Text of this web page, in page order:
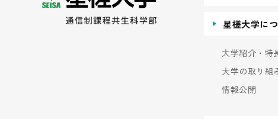
星槎大学に
大学紹介・特
大学の取り組
情報公開